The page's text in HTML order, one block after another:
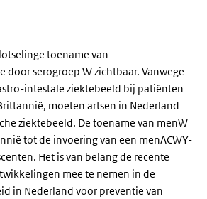
toename van
serogroep W zichtbaar. Vanwege
intestale ziektebeeld bij patiënten
moeten artsen in Nederland
ziektebeeld. De toename van menW
tot de invoering van een menACWY-
Het is van belang de recente
mee te nemen in de
in Nederland voor preventie van